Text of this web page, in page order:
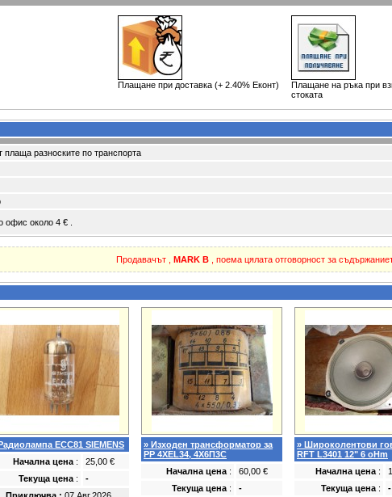
Плащане при доставка (+ 2.40% Еконт)
Плащане на ръка при
стоката
плаща разноските по транспорта
офис около 4 € .
Продавачът , MARK B , поема цялата отговорност за
ECC81 SIEMENS
Начална цена :
25,00 €
Текуща цена :
-
» Изходен трансформатор за
PP 4XEL34, 4X6П3С
Начална цена :
60,00 €
Текуща цена : -
» Широколентови
RFT L3401 12" 6 oHm
Начална цена :
Текуща цена : -